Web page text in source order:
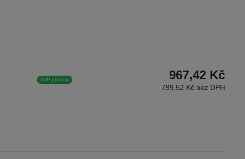
TOP produkt 967,42 Kč
799,52 Kč bez DPH